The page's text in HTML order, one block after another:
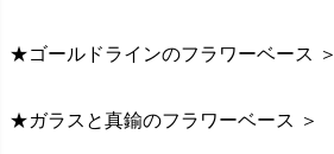
★ゴールドラインのフラワーベース ＞
★ガラスと真鍮のフラワーベース ＞